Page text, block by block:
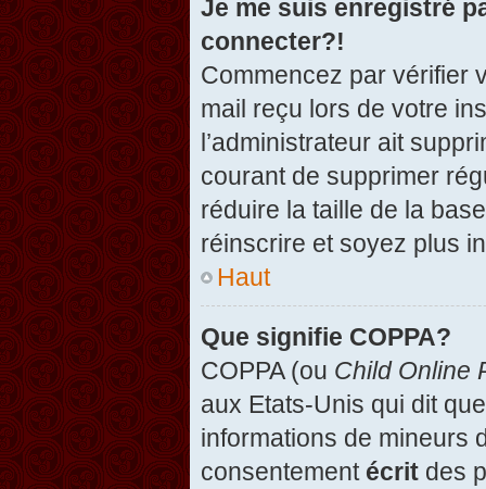
Je me suis enregistré
connecter?!
Commencez par vérifier
mail reçu lors de votre
l’administrateur ait
courant de supprimer
réduire la taille de la
réinscrire et soyez plus
Haut
Que signifie COPPA?
COPPA (ou Child Online
aux Etats-Unis qui dit
informations de mineurs
consentement écrit des